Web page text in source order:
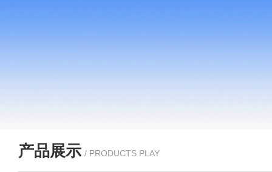
产品展示 / PRODUCTS PLAY